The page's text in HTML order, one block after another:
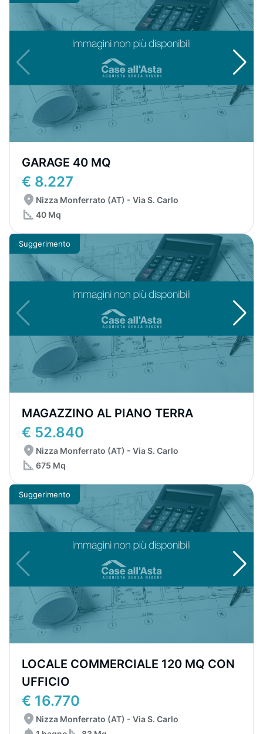
GARAGE 40 MQ
€ 8.227
Nizza Monferrato (AT) - Via S. Carlo
40 Mq
Suggerimento
MAGAZZINO AL PIANO TERRA
€ 52.840
Nizza Monferrato (AT) - Via S. Carlo
675 Mq
Suggerimento
LOCALE COMMERCIALE 120 MQ CON
UFFICIO
€ 16.770
Nizza Monferrato (AT) - Via S. Carlo